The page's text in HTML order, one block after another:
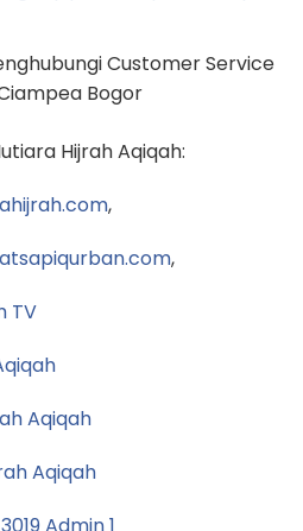
Customer Service
Bogor
Hijrah Aqiqah:
,
,
TV
Aqiqah
Aqiqah
Admin 1